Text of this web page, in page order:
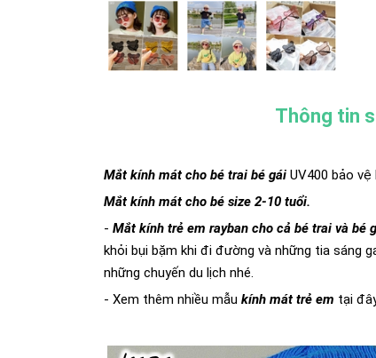
Thông tin
Mắt kính mát cho bé trai bé gái UV400 bảo
Mắt kính mát cho bé size 2-10 tuổi.
- Mắt kính trẻ em rayban cho cả bé trai và bé
khỏi bụi bặm khi đi đường và những tia sáng
những chuyến du lịch nhé.
- Xem thêm nhiều mẫu kính mát trẻ em tại